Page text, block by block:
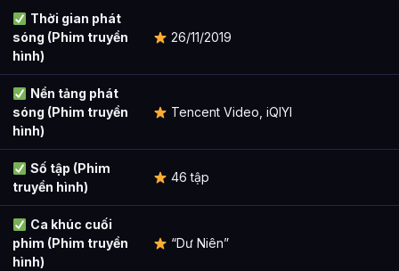
Thời gian phát
sóng (Phim truyền
hình)
26/11/2019
Nền tảng phát
sóng (Phim truyền
hình)
Tencent Video, iQIYI
Số tập (Phim
truyền hình)
46 tập
Ca khúc cuối
phim (Phim truyền
hình)
“Dư Niên”